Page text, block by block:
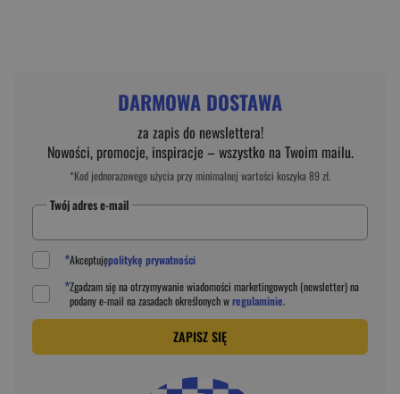
DARMOWA DOSTAWA
za zapis do newslettera!
Nowości, promocje, inspiracje – wszystko na Twoim mailu.
*Kod jednorazowego użycia przy minimalnej wartości koszyka 89 zł.
Twój adres e-mail
*Akceptujępolitykę prywatności
*Zgadzam się na otrzymywanie wiadomości marketingowych (newsletter) na
podanye-mail na zasadach określonych wregulaminie.
ZAPISZ SIĘ